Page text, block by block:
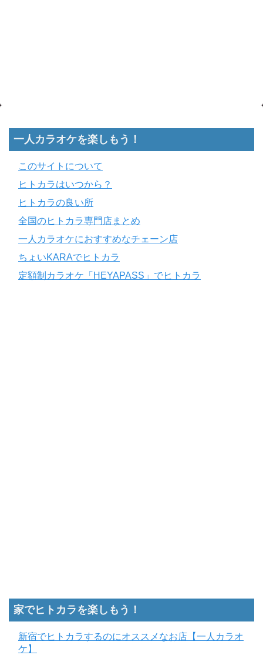
一人カラオケを楽しもう！
このサイトについて
ヒトカラはいつから？
ヒトカラの良い所
全国のヒトカラ専門店まとめ
一人カラオケにおすすめなチェーン店
ちょいKARAでヒトカラ
定額制カラオケ「HEYAPASS」でヒトカラ
家でヒトカラを楽しもう！
新宿でヒトカラするのにオススメなお店【一人カラオ
ケ】